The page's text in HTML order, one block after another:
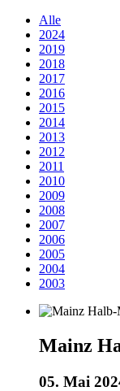
Alle
2024
2019
2018
2017
2016
2015
2014
2013
2012
2011
2010
2009
2008
2007
2006
2005
2004
2003
Mainz
05. Mai